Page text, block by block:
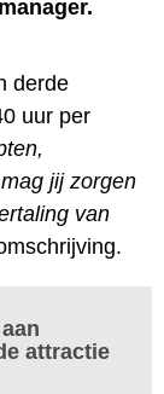
derde
uur per
jij zorgen
van
attractie